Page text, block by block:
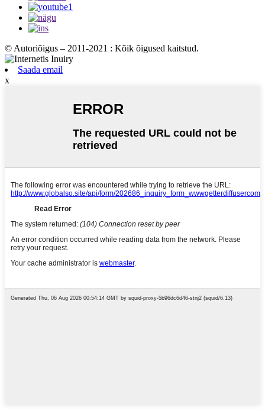
© Autoriõigus – 2011-2021 : Kõik õigused kaitstud.
Saada email
x